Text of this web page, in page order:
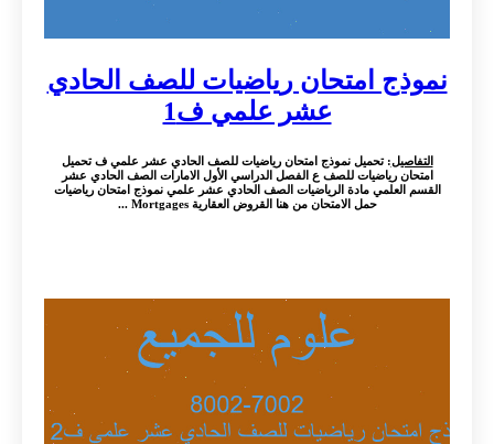
نموذج امتحان رياضيات للصف الحادي
عشر علمي ف1
التفاصيل: تحميل نموذج امتحان رياضيات للصف الحادي عشر علمي ف تحميل
امتحان رياضيات للصف ع الفصل الدراسي الأول الامارات الصف الحادي عشر
القسم العلمي مادة الرياضيات الصف الحادي عشر علمي نموذج امتحان رياضيات
حمل الامتحان من هنا القروض العقارية Mortgages ...